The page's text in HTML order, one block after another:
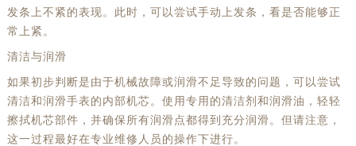
发条上不紧的表现。此时，可以尝试手动上发条，看是否能够正
常上紧。
清洁与润滑
如果初步判断是由于机械故障或润滑不足导致的问题，可以尝试
清洁和润滑手表的内部机芯。使用专用的清洁剂和润滑油，轻轻
擦拭机芯部件，并确保所有润滑点都得到充分润滑。但请注意，
这一过程最好在专业维修人员的操作下进行。